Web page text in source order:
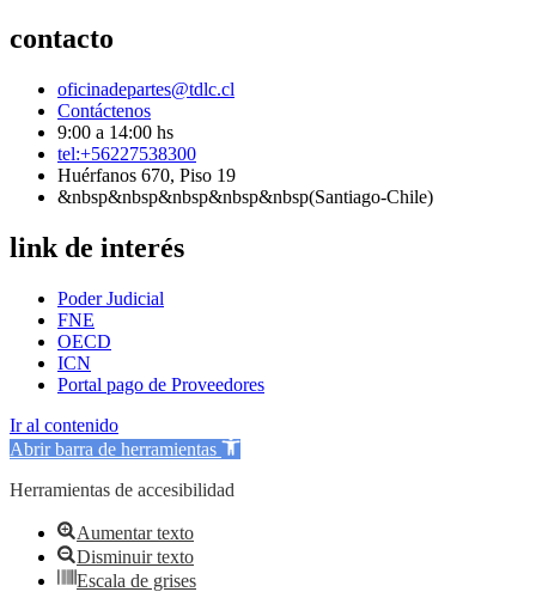
contacto
oficinadepartes@tdlc.cl
Contáctenos
9:00 a 14:00 hs
tel:+56227538300
Huérfanos 670, Piso 19
&nbsp&nbsp&nbsp&nbsp&nbsp(Santiago-Chile)
link de interés
Poder Judicial
FNE
OECD
ICN
Portal pago de Proveedores
Ir al contenido
Abrir barra de herramientas
Herramientas de accesibilidad
Aumentar texto
Disminuir texto
Escala de grises